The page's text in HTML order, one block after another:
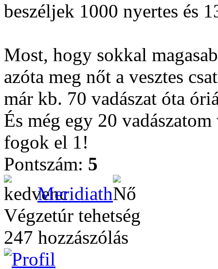
beszéljek 1000 nyertes és
Most, hogy sokkal
azóta meg nőt a vesztes
már kb. 70 vadászat óta
És még egy 20
fogok el 1!
Pontszám: 5
Meridiath
Végzetúr tehetség
247 hozzászólás